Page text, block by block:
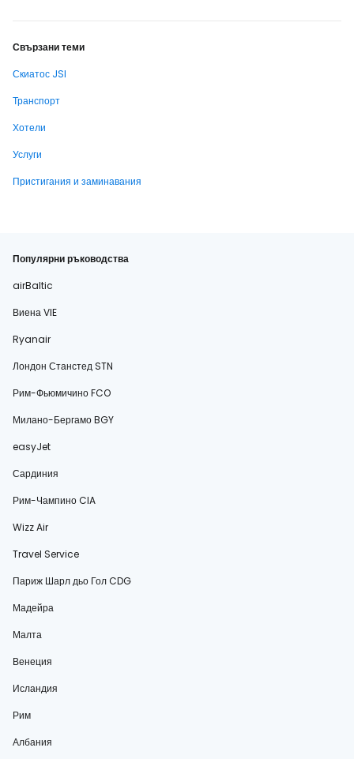
Свързани теми
Скиатос JSI
Транспорт
Хотели
Услуги
Пристигания и заминавания
Популярни ръководства
airBaltic
Виена VIE
Ryanair
Лондон Станстед STN
Рим-Фьюмичино FCO
Милано-Бергамо BGY
easyJet
Сардиния
Рим-Чампино CIA
Wizz Air
Travel Service
Париж Шарл дьо Гол CDG
Мадейра
Малта
Венеция
Исландия
Рим
Албания